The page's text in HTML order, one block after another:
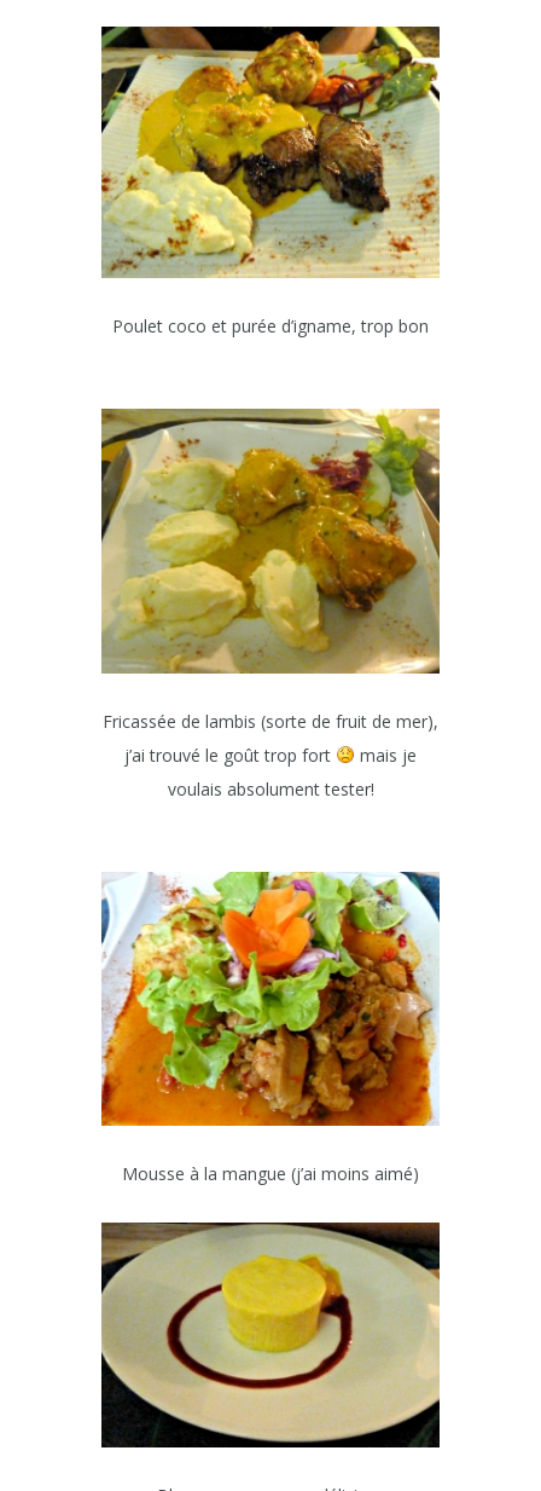
Poulet coco et purée d’igname, trop bon
Fricassée de lambis (sorte de fruit de mer),
j’ai trouvé le goût trop fort
mais je
voulais absolument tester!
Mousse à la mangue (j’ai moins aimé)